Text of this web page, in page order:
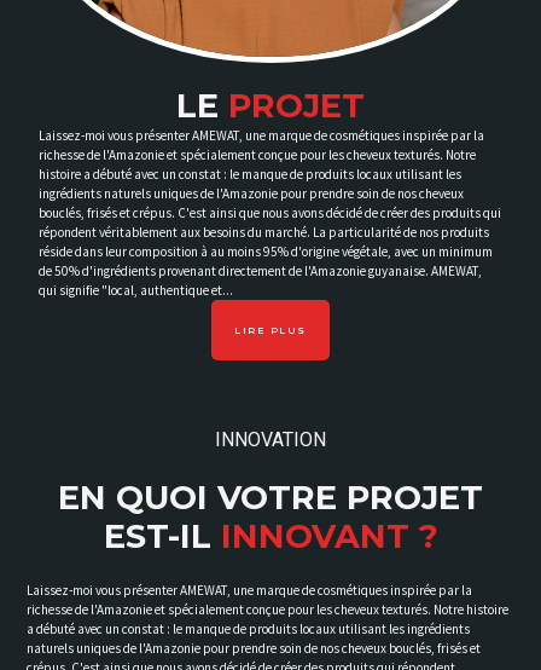
LE PROJET
Laissez-moi vous présenter AMEWAT, une marque de cosmétiques inspirée par la
richesse de l'Amazonie et spécialement conçue pour les cheveux texturés. Notre
histoire a débuté avec un constat : le manque de produits locaux utilisant les
ingrédients naturels uniques de l'Amazonie pour prendre soin de nos cheveux
bouclés, frisés et crépus. C'est ainsi que nous avons décidé de créer des produits qui
répondent véritablement aux besoins du marché. La particularité de nos produits
réside dans leur composition à au moins 95% d'origine végétale, avec un minimum
de 50% d'ingrédients provenant directement de l'Amazonie guyanaise. AMEWAT,
qui signifie "local, authentique et...
LIRE PLUS
INNOVATION
EN QUOI VOTRE PROJET
EST-IL INNOVANT ?
Laissez-moi vous présenter AMEWAT, une marque de cosmétiques inspirée par la
richesse de l'Amazonie et spécialement conçue pour les cheveux texturés. Notre histoire
a débuté avec un constat : le manque de produits locaux utilisant les ingrédients
naturels uniques de l'Amazonie pour prendre soin de nos cheveux bouclés, frisés et